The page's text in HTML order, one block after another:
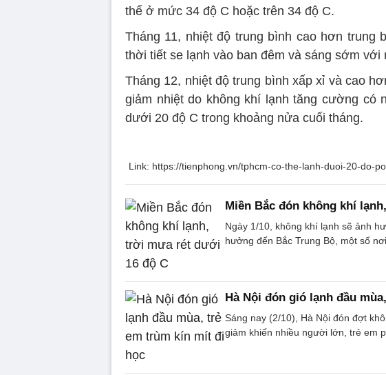
thể ở mức 34 độ C hoặc trên 34 độ C.
Tháng 11, nhiệt độ trung bình cao hơn trung
thời tiết se lạnh vào ban đêm và sáng sớm với
Tháng 12, nhiệt độ trung bình xấp xỉ và cao
giảm nhiệt do không khí lạnh tăng cường có
dưới 20 độ C trong khoảng nửa cuối tháng.
Link: https://tienphong.vn/tphcm-co-the-lanh-duoi-20-do-
Miền Bắc đón không khí
Ngày 1/10, không khí lạnh sẽ ảnh
hưởng đến Bắc Trung Bộ, một số
Hà Nội đón gió lạnh đầu
Sáng nay (2/10), Hà Nội đón đợt
giảm khiến nhiều người lớn, trẻ em